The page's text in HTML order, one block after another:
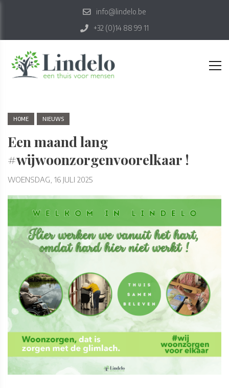
info@lindelo.be
+32 (0)14 88 99 11
HOME NIEUWS
Een maand lang
#wijwoonzorgenvoorelkaar !
WOENSDAG, 16 JULI 2025